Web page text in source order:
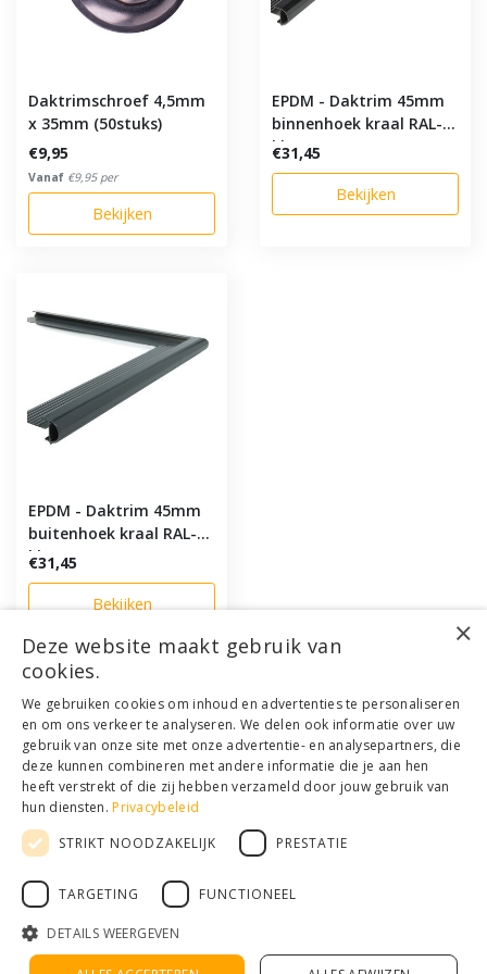
Daktrimschroef 4,5mm
x 35mm (50stuks)
€9,95
Vanaf €9,95 per
Bekijken
EPDM - Daktrim 45mm
binnenhoek kraal RAL-
kleur
€31,45
Bekijken
EPDM - Daktrim 45mm
buitenhoek kraal RAL-
kleur
€31,45
Bekijken
Klantenservice
Mijn account
Categorieën
Contactgegevens
© Copyright 2026 - Houthandel Schrijver | RealisatieLadsgo.online
Feed
×
Deze website maakt gebruik van
cookies.
We gebruiken cookies om inhoud en advertenties te personaliseren
en om ons verkeer te analyseren. We delen ook informatie over uw
gebruik van onze site met onze advertentie- en analysepartners, die
deze kunnen combineren met andere informatie die je aan hen
heeft verstrekt of die zij hebben verzameld door jouw gebruik van
hun diensten.Privacybeleid
STRIKT NOODZAKELIJK
PRESTATIE
TARGETING FUNCTIONEEL
DETAILS WEERGEVEN